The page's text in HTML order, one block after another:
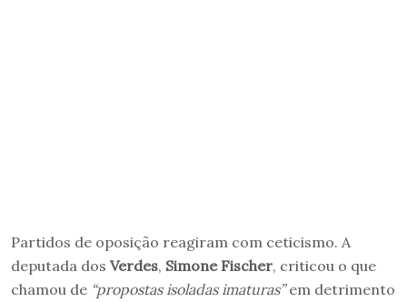
Partidos de oposição reagiram com ceticismo. A
deputada dos Verdes, Simone Fischer, criticou o que
chamou de “propostas isoladas imaturas”em detrimento